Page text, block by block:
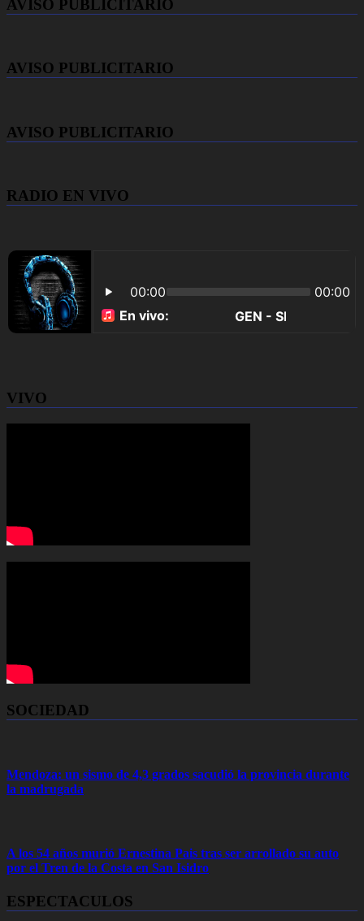
AVISO PUBLICITARIO
AVISO PUBLICITARIO
AVISO PUBLICITARIO
RADIO EN VIVO
VIVO
SOCIEDAD
Mendoza: un sismo de 4,3 grados sacudió la provincia durante
la madrugada
A los 54 años murió Ernestina Pais tras ser arrollado su auto
por el Tren de la Costa en San Isidro
ESPECTACULOS